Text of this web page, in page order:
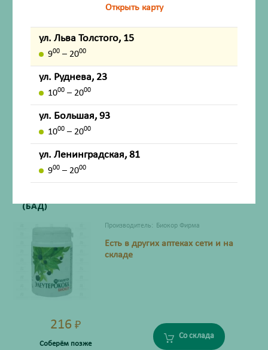
Производитель: Парафарм
со склада в понедельник
220 ₽
Соберём позже
ожидание 2 - 3 дня
(БАД)
Производитель: Биокор Фирма
Есть в других аптеках сети и на
складе
216 ₽
Соберём позже
Со склада
Открыть карту
ул. Льва Толстого, 15
900 – 2000
ул. Руднева, 23
1000 – 2000
ул. Большая, 93
1000 – 2000
ул. Ленинградская, 81
900 – 2000